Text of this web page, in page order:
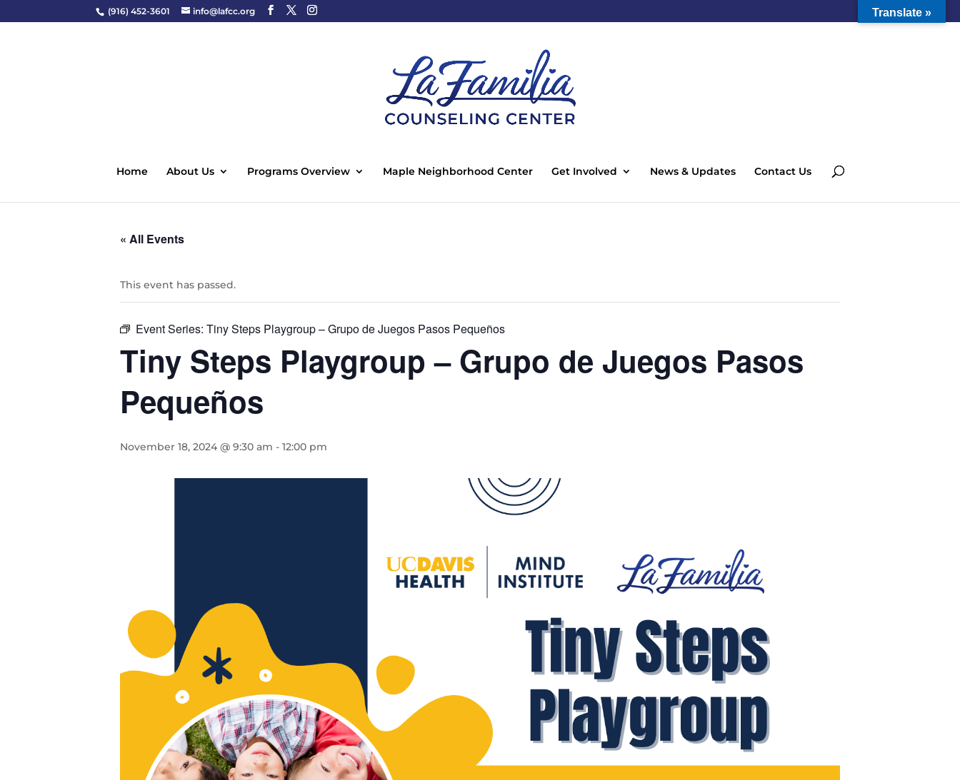
(916) 452-3601 info@lafcc.org
Home About Us Programs Overview Maple Neighborhood Center Get Involved News & Updates Contact Us
« All Events
This event has passed.
Event Series: Tiny Steps Playgroup – Grupo de Juegos Pasos Pequeños
Tiny Steps Playgroup – Grupo de Juegos Pasos
Pequeños
November 18, 2024 @ 9:30 am - 12:00 pm
Translate »